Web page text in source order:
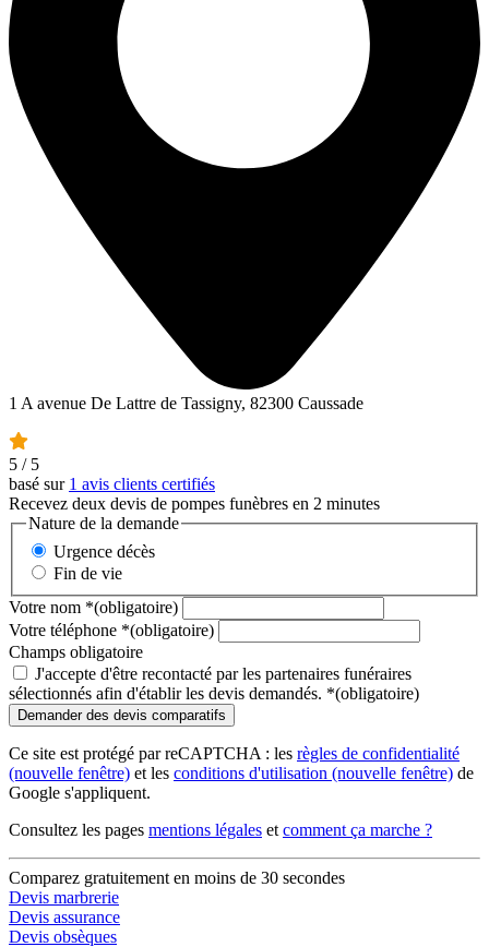
1 A avenue De Lattre de Tassigny, 82300 Caussade
5 / 5
basé sur 1 avis clients certifiés
Recevez deux devis de pompes funèbres en 2 minutes
Nature de la demande
Urgence décès
Fin de vie
Votre nom *(obligatoire)
Votre téléphone *(obligatoire)
Champs obligatoire
J'accepte d'être recontacté par les partenaires funéraires
sélectionnés afin d'établir les devis demandés. *(obligatoire)
Ce site est protégé par reCAPTCHA : les règles de confidentialité
(nouvelle fenêtre) et les conditions d'utilisation (nouvelle fenêtre) de
Google s'appliquent.
Consultez les pages mentions légales et comment ça marche ?
Comparez gratuitement en moins de 30 secondes
Devis marbrerie
Devis assurance
Devis obsèques